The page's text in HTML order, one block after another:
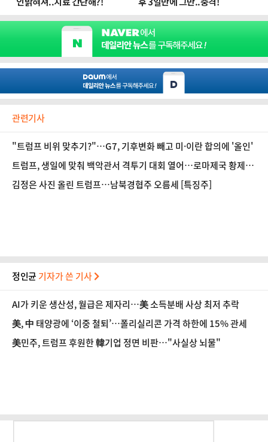
관련기사
"트럼프 비위 맞추기?"…G7, 기후변화 빼고 미·이란 합의에 '올인'
트럼프, 생일에 맞춰 백악관서 격투기 대회 열어…로마제국 황제처
럼
김정은 사진 올린 트럼프…남북경협주 오름세 [특징주]
정인균 기자가 쓴 기사
AI가 키운 생산성, 월급은 제자리…美 소득분배 사상 최저 추락
美, 中 태양광에 ‘이중 철퇴’…폴리실리콘 가격 하한에 15% 관세
美민주, 트럼프 후원한 韓기업 정면 비판…"사실상 뇌물"